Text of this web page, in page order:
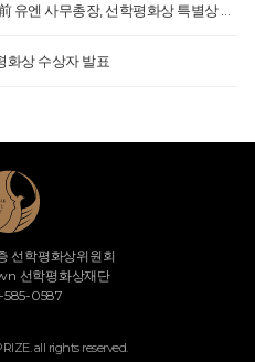
화상 수상자 발표
선학평화상위원회
선학평화상재단
585-0587
all rights reserved.